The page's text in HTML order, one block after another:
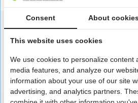
Consent About
This website uses cookies
We use cookies to personalize content
media features, and analyze our
information about your use of our site
advertising, and analytics partners.